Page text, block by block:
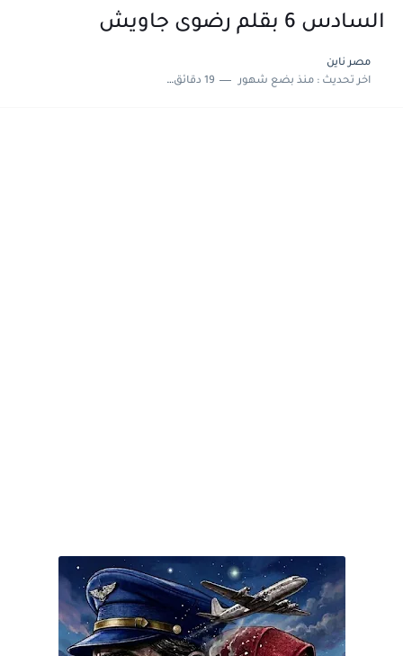
السادس 6 بقلم رضوى جاويش
مصر ناين
اخر تحديث :منذ بضع شهور 19 دقائق للقراءة